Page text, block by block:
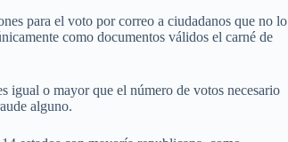
para el voto por correo a ciudadanos que no lo
como documentos válidos el carné de
igual o mayor que el número de votos necesario
alguno.